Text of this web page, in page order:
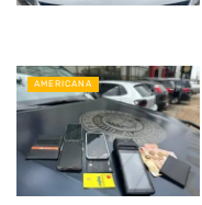
AMERICANA